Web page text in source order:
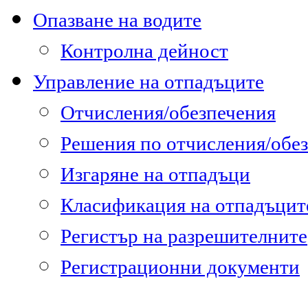
Опазване на водите
Контролна дейност
Управление на отпадъците
Отчисления/обезпечения
Решения по отчисления/
Изгаряне на отпадъци
Класификация на
Регистър на разрешителните
Регистрационни документи